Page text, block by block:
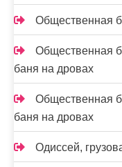
Общественная
Общественная
баня на дровах
Общественная
баня на дровах
Одиссей,